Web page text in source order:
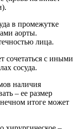
в промежутке
аорты.
лица.
сочетаться с иными
сосуда.
наличия
– ее размер
итоге может